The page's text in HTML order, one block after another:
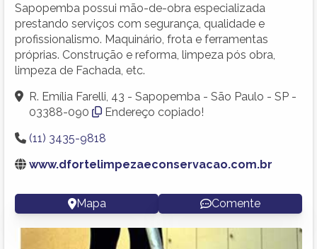
Sapopemba possui mão-de-obra especializada
prestando serviços com segurança, qualidade e
profissionalismo. Maquinário, frota e ferramentas
próprias. Construção e reforma, limpeza pós obra,
limpeza de Fachada, etc.
R. Emília Farelli, 43 - Sapopemba - São Paulo - SP -
03388-090
Endereço copiado!
(11) 3435-9818
www.dfortelimpezaeconservacao.com.br
Mapa Comente